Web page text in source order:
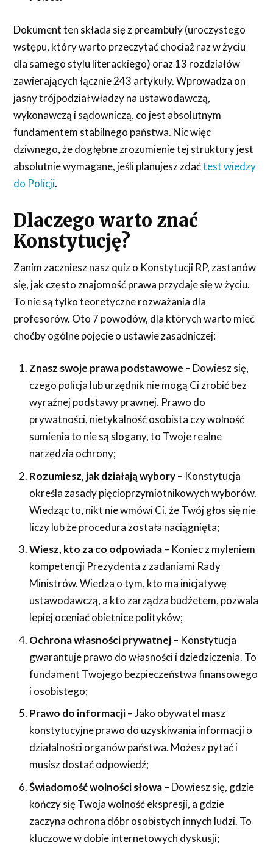
Dokument ten składa się z preambuły (uroczystego
wstępu, który warto przeczytać chociaż raz w życiu
dla samego stylu literackiego) oraz 13 rozdziałów
zawierających łącznie 243 artykuły. Wprowadza on
jasny trójpodział władzy na ustawodawczą,
wykonawczą i sądowniczą, co jest absolutnym
fundamentem stabilnego państwa. Nic więc
dziwnego, że dogłębne zrozumienie tej struktury jest
absolutnie wymagane, jeśli planujesz zdaćtest wiedzy
do Policji.
Dlaczego warto znać
Konstytucję?
Zanim zaczniesz nasz quiz o Konstytucji RP, zastanów
się, jak często znajomość prawa przydaje się w życiu.
To nie są tylko teoretyczne rozważania dla
profesorów. Oto 7 powodów, dla których warto mieć
choćby ogólne pojęcie o ustawie zasadniczej:
Znasz swoje prawa podstawowe – Dowiesz się,
czego policja lub urzędnik nie mogą Ci zrobić bez
wyraźnej podstawy prawnej. Prawo do
prywatności, nietykalność osobista czy wolność
sumienia to nie są slogany, to Twoje realne
narzędzia ochrony;
Rozumiesz, jak działają wybory– Konstytucja
określa zasady pięcioprzymiotnikowych wyborów.
Wiedząc to, nikt nie wmówi Ci, że Twój głos się nie
liczy lub że procedura została naciągnięta;
Wiesz, kto za co odpowiada– Koniec z myleniem
kompetencji Prezydenta z zadaniami Rady
Ministrów. Wiedza o tym, kto ma inicjatywę
ustawodawczą, a kto zarządza budżetem, pozwala
lepiej oceniać obietnice polityków;
Ochrona własności prywatnej– Konstytucja
gwarantuje prawo do własności i dziedziczenia. To
fundament Twojego bezpieczeństwa finansowego
i osobistego;
Prawo do informacji– Jako obywatel masz
konstytucyjne prawo do uzyskiwania informacji o
działalności organów państwa. Możesz pytać i
musisz dostać odpowiedź;
Świadomość wolności słowa– Dowiesz się, gdzie
kończy się Twoja wolność ekspresji, a gdzie
zaczyna ochrona dóbr osobistych innych ludzi. To
kluczowe w dobie internetowych dyskusji;